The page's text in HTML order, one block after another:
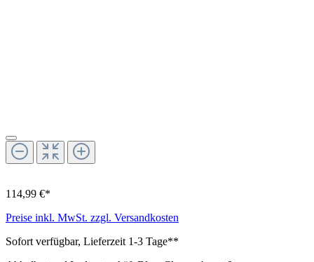
114,99 €*
Preise inkl. MwSt. zzgl. Versandkosten
Sofort verfügbar, Lieferzeit 1-3 Tage**